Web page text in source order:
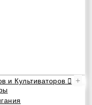
и Культиваторов
+